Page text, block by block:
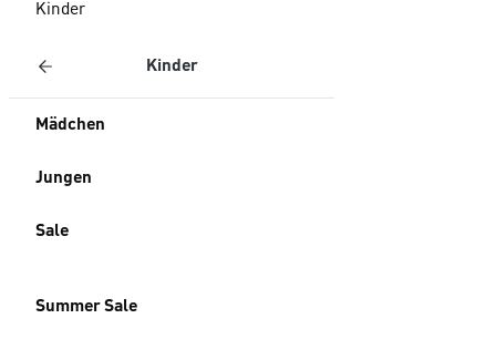
Kinder
Kinder
Mädchen
Jungen
Sale
Summer Sale